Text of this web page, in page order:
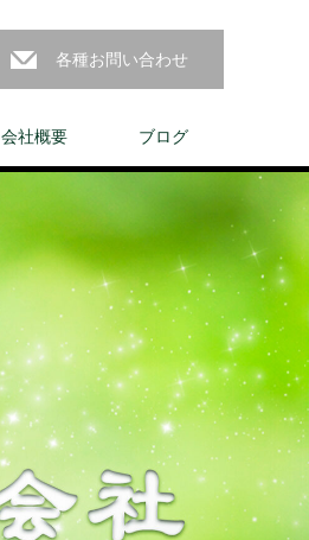
各種お問い合わせ
会社概要 ブログ